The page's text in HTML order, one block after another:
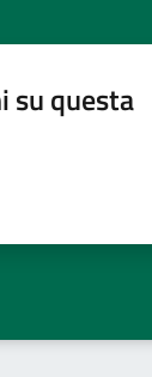
su questa